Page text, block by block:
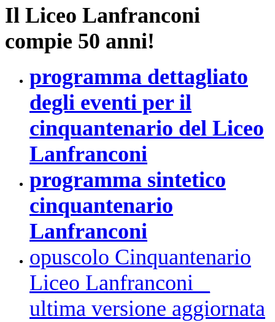
Il Liceo Lanfranconi
compie 50 anni!
programma dettagliato
degli eventi per il
cinquantenario del Liceo
Lanfranconi
programma sintetico
cinquantenario
Lanfranconi
opuscolo Cinquantenario
Liceo Lanfranconi _
ultima versione aggiornata